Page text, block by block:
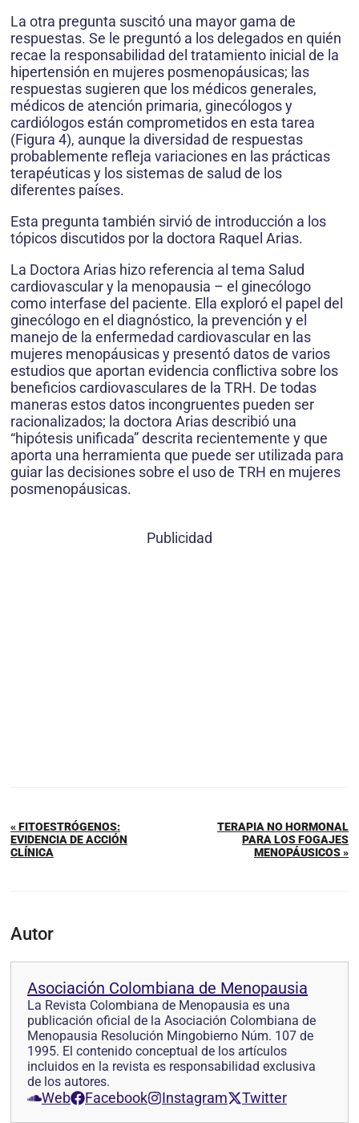
La otra pregunta suscitó una mayor gama de
respuestas. Se le preguntó a los delegados en quién
recae la responsabilidad del tratamiento inicial de la
hipertensión en mujeres posmenopáusicas; las
respuestas sugieren que los médicos generales,
médicos de atención primaria, ginecólogos y
cardiólogos están comprometidos en esta tarea
(Figura 4), aunque la diversidad de respuestas
probablemente refleja variaciones en las prácticas
terapéuticas y los sistemas de salud de los
diferentes países.
Esta pregunta también sirvió de introducción a los
tópicos discutidos por la doctora Raquel Arias.
La Doctora Arias hizo referencia al tema Salud
cardiovascular y la menopausia – el ginecólogo
como interfase del paciente. Ella exploró el papel del
ginecólogo en el diagnóstico, la prevención y el
manejo de la enfermedad cardiovascular en las
mujeres menopáusicas y presentó datos de varios
estudios que aportan evidencia conflictiva sobre los
beneficios cardiovasculares de la TRH. De todas
maneras estos datos incongruentes pueden ser
racionalizados; la doctora Arias describió una
“hipótesis unificada” descrita recientemente y que
aporta una herramienta que puede ser utilizada para
guiar las decisiones sobre el uso de TRH en mujeres
posmenopáusicas.
Publicidad
« FITOESTRÓGENOS:
EVIDENCIA DE ACCIÓN
CLÍNICA
TERAPIA NO HORMONAL
PARA LOS FOGAJES
MENOPÁUSICOS »
Autor
Asociación Colombiana de Menopausia
La Revista Colombiana de Menopausia es una
publicación oficial de la Asociación Colombiana de
Menopausia Resolución Mingobierno Núm. 107 de
1995. El contenido conceptual de los artículos
incluidos en la revista es responsabilidad exclusiva
de los autores.
Web Facebook Instagram Twitter